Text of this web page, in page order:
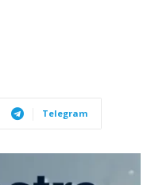
Telegram